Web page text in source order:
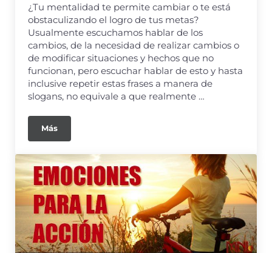
¿Tu mentalidad te permite cambiar o te está
obstaculizando el logro de tus metas?
Usualmente escuchamos hablar de los
cambios, de la necesidad de realizar cambios o
de modificar situaciones y hechos que no
funcionan, pero escuchar hablar de esto y hasta
inclusive repetir estas frases a manera de
slogans, no equivale a que realmente …
Más